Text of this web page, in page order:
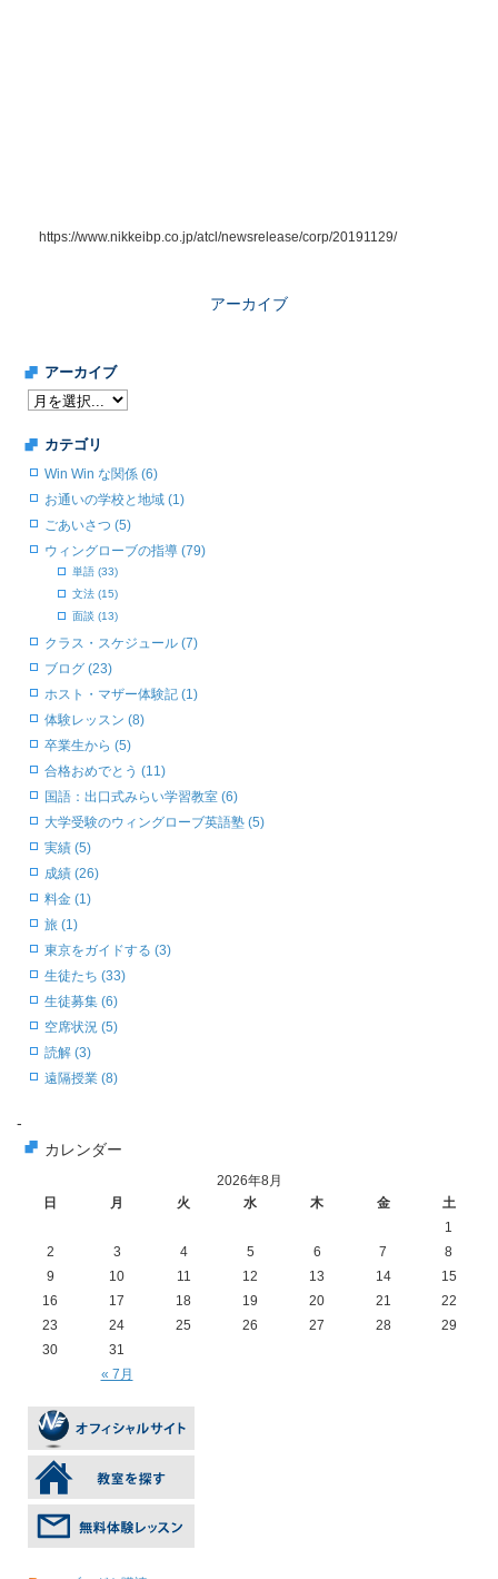
https://www.nikkeibp.co.jp/atcl/newsrelease/corp/20191129/
アーカイブ
アーカイブ
カテゴリ
Win Win な関係 (6)
お通いの学校と地域 (1)
ごあいさつ (5)
ウィングローブの指導 (79)
単語 (33)
文法 (15)
面談 (13)
クラス・スケジュール (7)
ブログ (23)
ホスト・マザー体験記 (1)
体験レッスン (8)
卒業生から (5)
合格おめでとう (11)
国語：出口式みらい学習教室 (6)
大学受験のウィングローブ英語塾 (5)
実績 (5)
成績 (26)
料金 (1)
旅 (1)
東京をガイドする (3)
生徒たち (33)
生徒募集 (6)
空席状況 (5)
読解 (3)
遠隔授業 (8)
-
カレンダー
2026年8月
日
月 火 水 木 金 土
« 7月
1
2
3 4 5 6 7
8
9
10 11 12 13 14
15
16
17 18 19 20 21
22
23
24 25 26 27 28
29
30
31